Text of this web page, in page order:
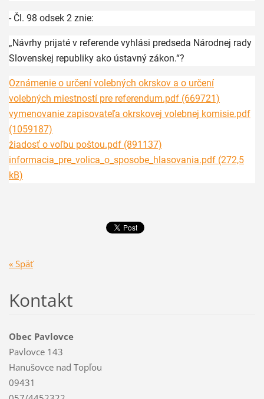
- Čl. 98 odsek 2 znie:
„Návrhy prijaté v referende vyhlási predseda Národnej rady
Slovenskej republiky ako ústavný zákon.“?
Oznámenie o určení volebných okrskov a o určení
volebných miestností pre referendum.pdf (669721)
vymenovanie zapisovateľa okrskovej volebnej komisie.pdf
(1059187)
žiadosť o voľbu poštou.pdf (891137)
informacia_pre_volica_o_sposobe_hlasovania.pdf (272,5
kB)
« Späť
Kontakt
Obec Pavlovce
Pavlovce 143
Hanušovce nad Topľou
09431